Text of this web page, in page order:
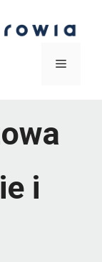
Menu
i